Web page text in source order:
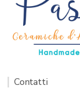
Contatti